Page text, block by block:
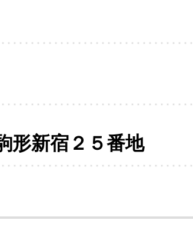
形新宿２５番地